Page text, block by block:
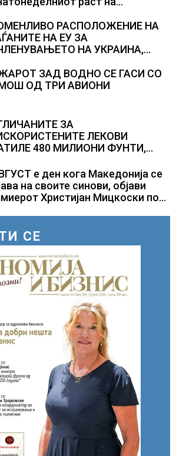
РАСПОЛОЖЕНИЕ НА
НА ЕУ ЗА
НА УКРАИНА,
Франција и Германија
ЗАД ВОДНО СЕ ГАСИ СО
ОД ТРИ АВИОНИ
ЗА
ЛЕКОВИ
480 МИЛИОНИ ФУНТИ,
лекови што навистина им се
е ден кога Македонија се
на своите синови, објави
Христијан Мицкоски по
бранители
СЕ